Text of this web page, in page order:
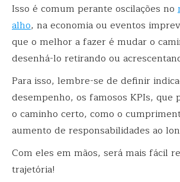
Isso é comum perante oscilações no
alho, na economia ou eventos
que o melhor a fazer é mudar o
desenhá-lo retirando ou
Para isso, lembre-se de definir
desempenho, os famosos KPIs, que
o caminho certo, como o
aumento de responsabilidades ao
Com eles em mãos, será mais fácil
trajetória!